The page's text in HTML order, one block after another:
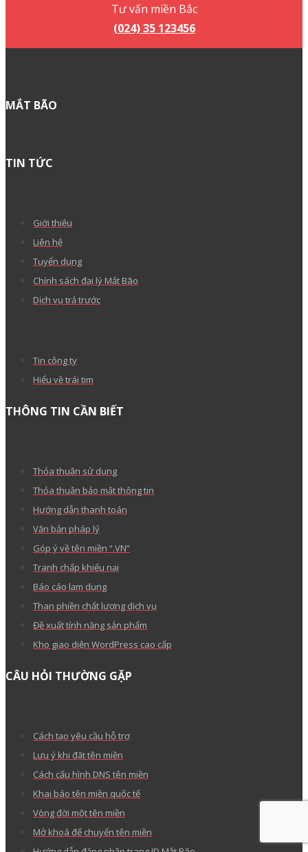
Tư vấn miền Bắc
(024) 35 123456
MẮT BÃO
TIN TỨC
Giới thiệu
Liên hệ
Tuyển dụng
Chính sách đại lý Mắt Bão
Dịch vụ trả trước
Tin công ty
Hiểu về trái tim
THÔNG TIN CẦN BIẾT
Thỏa thuận sử dụng
Thỏa thuận bảo mật thông tin
Hướng dẫn thanh toán
Văn bản pháp lý
Góp ý về tên miền “.VN”
Tranh chấp khiếu nại
Báo cáo lạm dụng
Than phiền chất lượng dịch vụ
Đề xuất tính năng sản phẩm
Kho giao diện WordPress cao cấp
CÂU HỎI THƯỜNG GẶP
Cách tạo yêu cầu hỗ trợ
Lưu ý khi đặt tên miền
Cách cấu hình DNS tên miền
Khai báo tên miền quốc tế
Vòng đời một tên miền
Mở khoá để chuyển tên miền